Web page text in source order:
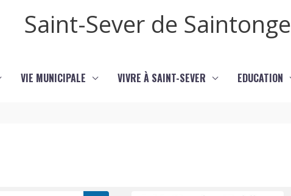
Saint-Sever de Saintonge
VIE MUNICIPALE VIVRE À SAINT-SEVER EDUCATION